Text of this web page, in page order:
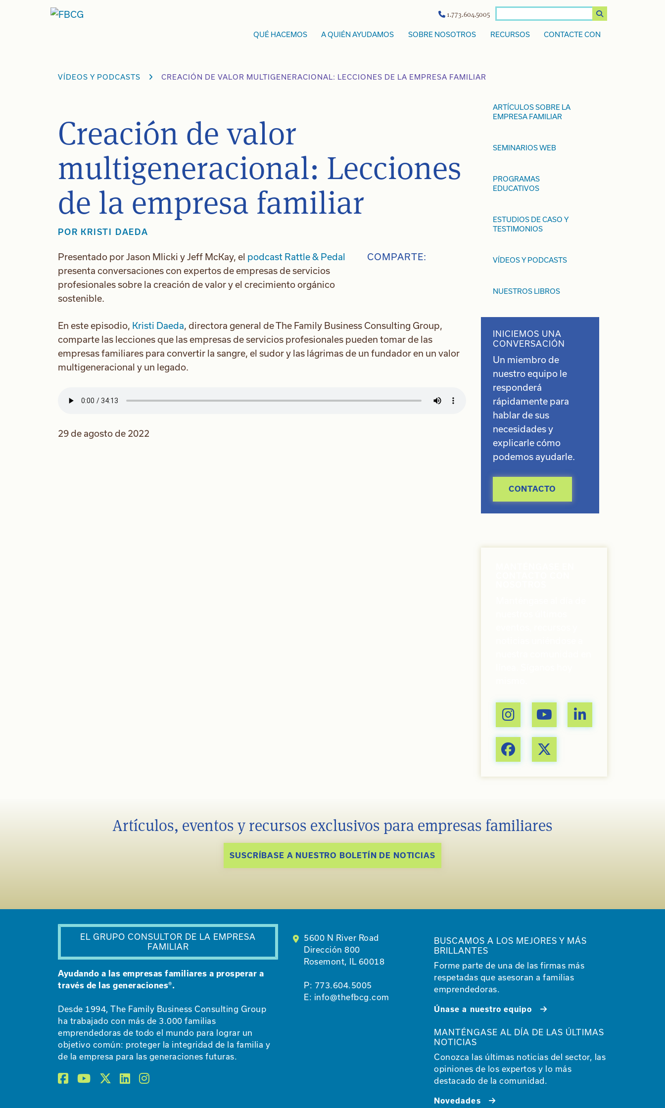
1.773.604.5005
QUÉ HACEMOS A QUIÉN AYUDAMOS SOBRE NOSOTROS RECURSOS CONTACTE CON
VÍDEOS Y PODCASTS CREACIÓN DE VALOR MULTIGENERACIONAL: LECCIONES DE LA EMPRESA FAMILIAR
Creación de valor
multigeneracional: Lecciones
de la empresa familiar
POR KRISTI DAEDA
COMPARTE:
Presentado por Jason Mlicki y Jeff McKay, el podcast Rattle & Pedal
presenta conversaciones con expertos de empresas de servicios
profesionales sobre la creación de valor y el crecimiento orgánico
sostenible.
En este episodio, Kristi Daeda, directora general de The Family Business Consulting Group,
comparte las lecciones que las empresas de servicios profesionales pueden tomar de las
empresas familiares para convertir la sangre, el sudor y las lágrimas de un fundador en un valor
multigeneracional y un legado.
29 de agosto de 2022
ARTÍCULOS SOBRE LA
EMPRESA FAMILIAR
SEMINARIOS WEB
PROGRAMAS
EDUCATIVOS
ESTUDIOS DE CASO Y
TESTIMONIOS
VÍDEOS Y PODCASTS
NUESTROS LIBROS
INICIEMOS UNA
CONVERSACIÓN
Un miembro de
nuestro equipo le
responderá
rápidamente para
hablar de sus
necesidades y
explicarle cómo
podemos ayudarle.
CONTACTO
Artículos, eventos y recursos exclusivos para empresas familiares
SUSCRÍBASE A NUESTRO BOLETÍN DE NOTICIAS
EL GRUPO CONSULTOR DE LA EMPRESA
FAMILIAR
Ayudando a las empresas familiares a prosperar a
través de las generaciones®.
Desde 1994, The Family Business Consulting Group
ha trabajado con más de 3.000 familias
emprendedoras de todo el mundo para lograr un
objetivo común: proteger la integridad de la familia y
de la empresa para las generaciones futuras.
5600 N River Road
Dirección 800
Rosemont, IL 60018
P: 773.604.5005
E: info@thefbcg.com
BUSCAMOS A LOS MEJORES Y MÁS
BRILLANTES
Forme parte de una de las firmas más
respetadas que asesoran a familias
emprendedoras.
Únase a nuestro equipo
MANTÉNGASE AL DÍA DE LAS ÚLTIMAS
NOTICIAS
Conozca las últimas noticias del sector, las
opiniones de los expertos y lo más
destacado de la comunidad.
Novedades